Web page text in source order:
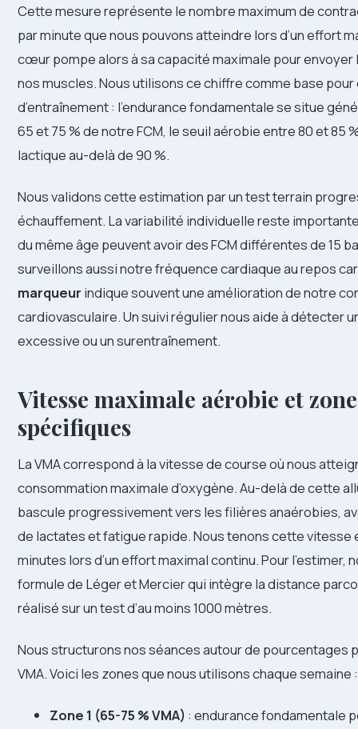
Cette mesure représente le nombre maximum de
par minute que nous pouvons atteindre lors d’un effort
cœur pompe alors à sa capacité maximale pour envoyer
nos muscles. Nous utilisons ce chiffre comme base
d’entraînement : l’endurance fondamentale se situe
65 et 75 % de notre FCM, le seuil aérobie entre 80 et 85
lactique au-delà de 90 %.
Nous validons cette estimation par un test terrain
échauffement. La variabilité individuelle reste
du même âge peuvent avoir des FCM différentes de 15
surveillons aussi notre fréquence cardiaque au repos
marqueur indique souvent une amélioration de notre
cardiovasculaire. Un suivi régulier nous aide à détecter
excessive ou un surentraînement.
Vitesse maximale aérobie et
spécifiques
La VMA correspond à la vitesse de course où nous
consommation maximale d’oxygène. Au-delà de cette
bascule progressivement vers les filières anaérobies,
de lactates et fatigue rapide. Nous tenons cette vitesse
minutes lors d’un effort maximal continu. Pour l’estimer,
formule de Léger et Mercier qui intègre la distance
réalisé sur un test d’au moins 1000 mètres.
Nous structurons nos séances autour de pourcentages
VMA. Voici les zones que nous utilisons chaque semaine :
Zone 1 (65-75 % VMA) : endurance fondamentale